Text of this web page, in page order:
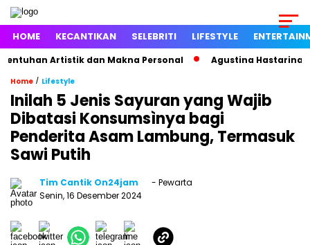
HOME KECANTIKAN SELEBRITI LIFESTYLE
Artistik dan Makna Personal Agustina Hastarina
Home / Lifestyle
Inilah 5 Jenis Sayuran yang Wajib
Dibatasi Konsumsìnya bagi
Penderita Asam Lambung, Termasuk
Sawi Putih
Tim Cantik On24jam
- Pewarta
Senin, 16 Desember 2024